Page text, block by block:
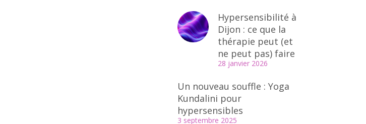
Hypersensibilité à
Dijon : ce que la
thérapie peut (et
ne peut pas) faire
28 janvier 2026
Un nouveau souffle : Yoga
Kundalini pour
hypersensibles
3 septembre 2025